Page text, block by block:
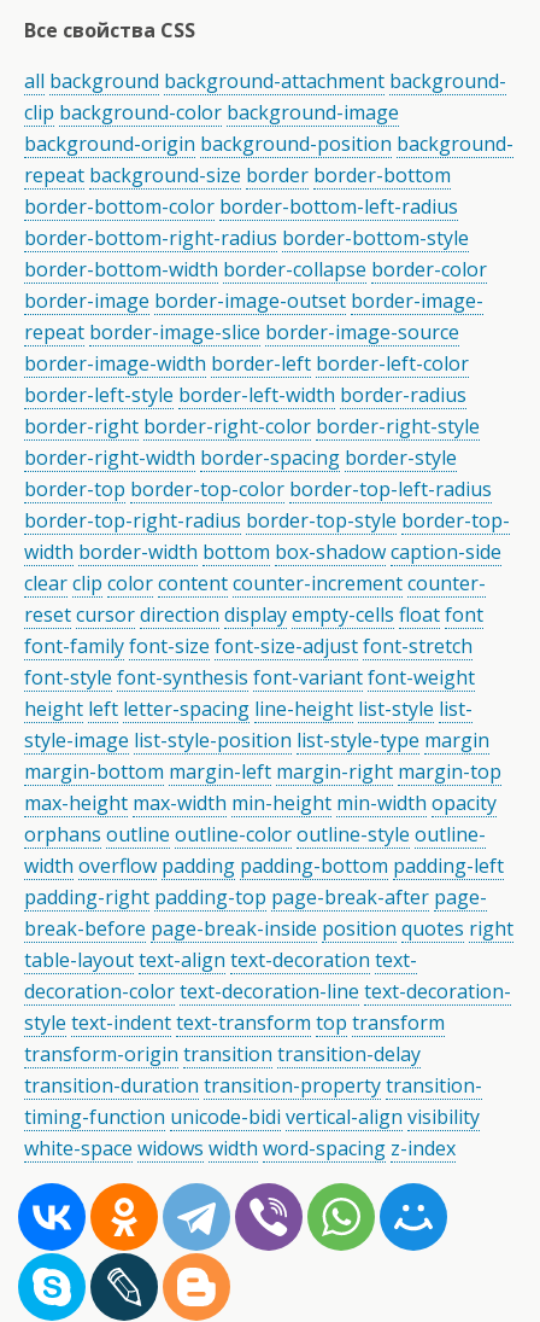
Все свойства CSS
all background background-attachment background-
clip background-color background-image
background-origin background-position background-
repeat background-size border border-bottom
border-bottom-color border-bottom-left-radius
border-bottom-right-radius border-bottom-style
border-bottom-width border-collapse border-color
border-image border-image-outset border-image-
repeat border-image-slice border-image-source
border-image-width border-left border-left-color
border-left-style border-left-width border-radius
border-right border-right-color border-right-style
border-right-width border-spacing border-style
border-top border-top-color border-top-left-radius
border-top-right-radius border-top-style border-top-
width border-width bottom box-shadowcaption-side
clearclip colorcontentcounter-incrementcounter-
resetcursordirection displayempty-cells floatfont
font-familyfont-size font-size-adjustfont-stretch
font-style font-synthesis font-variantfont-weight
height left letter-spacing line-height list-style list-
style-image list-style-position list-style-type margin
margin-bottom margin-left margin-right margin-top
max-height max-width min-height min-width opacity
orphans outline outline-coloroutline-style outline-
width overflow padding padding-bottom padding-left
padding-right padding-top page-break-after page-
break-before page-break-inside position quotes right
table-layouttext-align text-decoration text-
decoration-colortext-decoration-line text-decoration-
style text-indenttext-transform top transform
transform-origin transition transition-delay
transition-duration transition-propertytransition-
timing-function unicode-bidi vertical-align visibility
white-space widows width word-spacing z-index